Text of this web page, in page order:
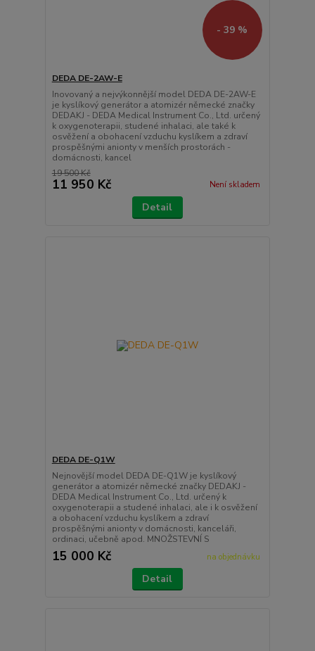
- 39 %
DEDA DE-2AW-E
Inovovaný a nejvýkonnější model DEDA DE-2AW-E
je kyslíkový generátor a atomizér německé značky
DEDAKJ - DEDA Medical Instrument Co., Ltd. určený
k oxygenoterapii, studené inhalaci, ale také k
osvěžení a obohacení vzduchu kyslíkem a zdraví
prospěšnými anionty v menších prostorách -
domácnosti, kancel
19 500 Kč
11 950 Kč Není skladem
Detail
DEDA DE-Q1W
Nejnovější model DEDA DE-Q1W je kyslíkový
generátor a atomizér německé značky DEDAKJ -
DEDA Medical Instrument Co., Ltd. určený k
oxygenoterapii a studené inhalaci, ale i k osvěžení
a obohacení vzduchu kyslíkem a zdraví
prospěšnými anionty v domácnosti, kanceláři,
ordinaci, učebně apod. MNOŽSTEVNÍ S
15 000 Kč na objednávku
Detail